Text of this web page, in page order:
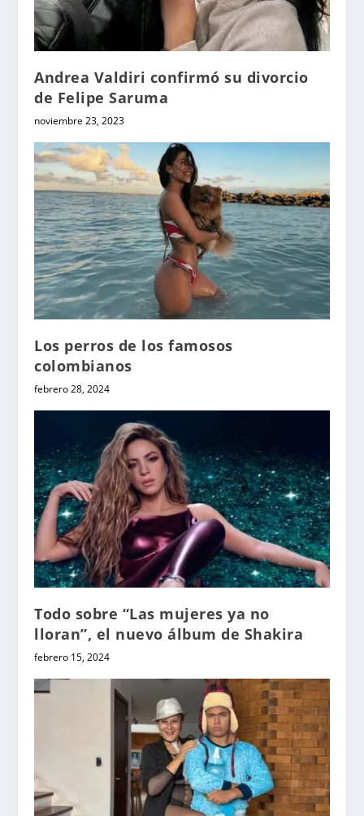
Andrea Valdiri confirmó su divorcio
de Felipe Saruma
noviembre 23, 2023
Los perros de los famosos
colombianos
febrero 28, 2024
Todo sobre “Las mujeres ya no
lloran”, el nuevo álbum de Shakira
febrero 15, 2024